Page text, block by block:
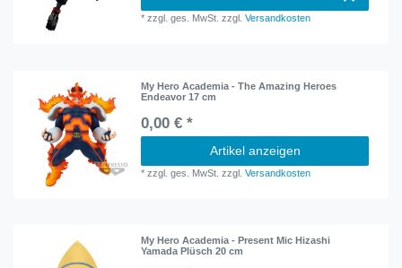
*zzgl. ges. MwSt. zzgl.Versandkosten
My Hero Academia - The Amazing Heroes
Endeavor 17 cm
0,00 € *
Artikel anzeigen
*zzgl. ges. MwSt. zzgl.Versandkosten
My Hero Academia - Present Mic Hizashi
Yamada Plüsch 20 cm